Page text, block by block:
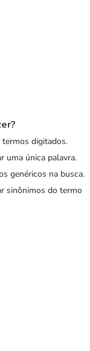
digitados.
uma única palavra.
genéricos na busca.
sinônimos do termo